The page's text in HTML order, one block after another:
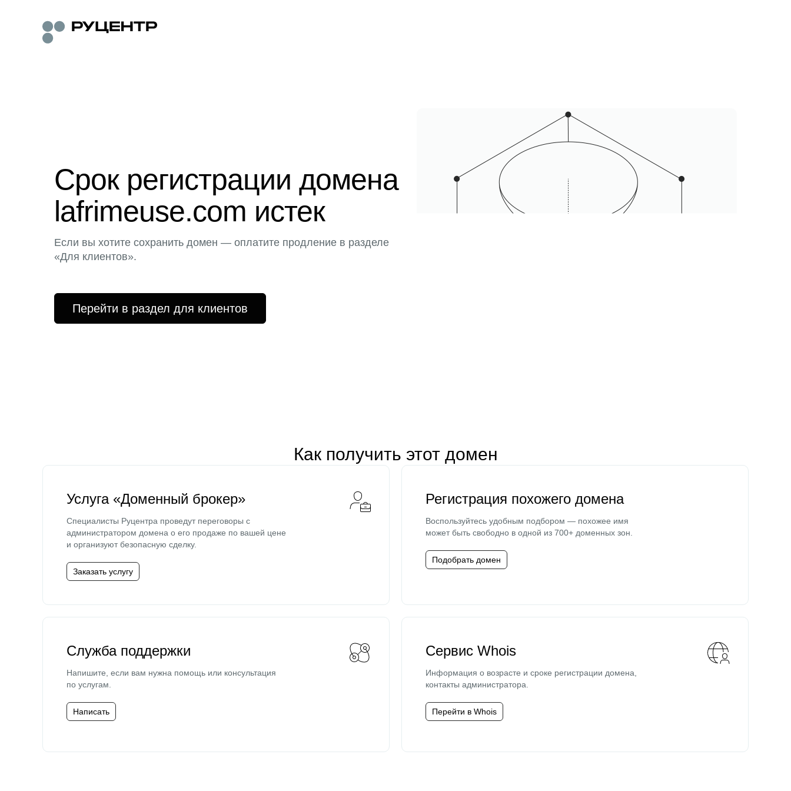
Срок регистрации домена
lafrimeuse.com истек
Если вы хотите сохранить домен — оплатите продление в разделе
«Для клиентов».
Перейти в раздел для клиентов
Как получить этот домен
Услуга «Доменный брокер»
Специалисты Руцентра проведут переговоры с
администратором домена о его продаже по вашей цене
и организуют безопасную сделку.
Заказать услугу
Регистрация похожего домена
Воспользуйтесь удобным подбором — похожее имя
может быть свободно в одной из 700+ доменных зон.
Подобрать домен
Служба поддержки
Напишите, если вам нужна помощь или консультация
по услугам.
Написать
Сервис Whois
Информация о возрасте и сроке регистрации домена,
контакты администратора.
Перейти в Whois